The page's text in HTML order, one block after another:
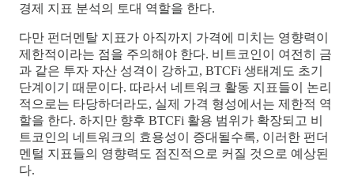
경제 지표 분석의 토대 역할을 한다.
다만 펀더멘탈 지표가 아직까지 가격에 미치는 영향력이
제한적이라는 점을 주의해야 한다. 비트코인이 여전히 금
과 같은 투자 자산 성격이 강하고, BTCFi 생태계도 초기
단계이기 때문이다. 따라서 네트워크 활동 지표들이 논리
적으로는 타당하더라도, 실제 가격 형성에서는 제한적 역
할을 한다. 하지만 향후 BTCFi 활용 범위가 확장되고 비
트코인의 네트워크의 효용성이 증대될수록, 이러한 펀더
멘털 지표들의 영향력도 점진적으로 커질 것으로 예상된
다.